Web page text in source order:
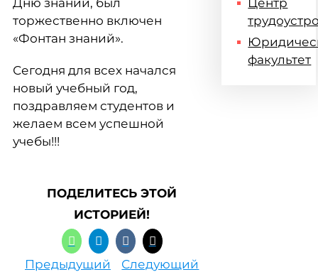
Дню знаний, был
торжественно включен
«Фонтан знаний».
Сегодня для всех начался
новый учебный год,
поздравляем студентов и
желаем всем успешной
учебы!!!
ПОДЕЛИТЕСЬ ЭТОЙ
ИСТОРИЕЙ!
Предыдущий Следующий
Центр
факультет